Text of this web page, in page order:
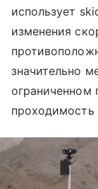
использует
изменения
значительно
ограниченном
проходимость